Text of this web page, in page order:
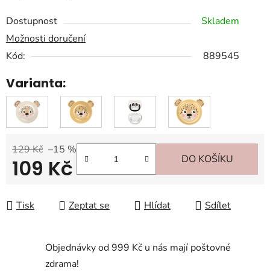
Dostupnost
Skladem
Možnosti doručení
Kód:
889545
Varianta:
129 Kč –15 %
109 Kč DO KOŠÍKU
Tisk Zeptat se Hlídat Sdílet
Objednávky od 999 Kč u nás mají poštovné
zdrama!